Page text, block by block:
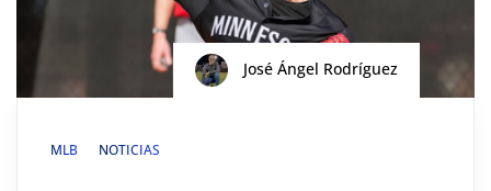
José Ángel Rodríguez
MLB NOTICIAS